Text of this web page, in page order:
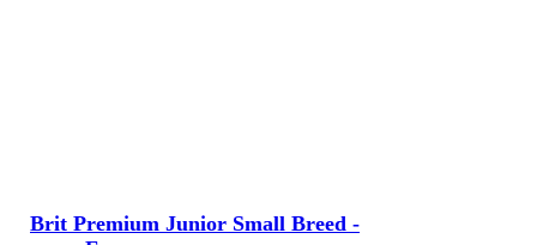
Brit Premium Junior Small Breed -